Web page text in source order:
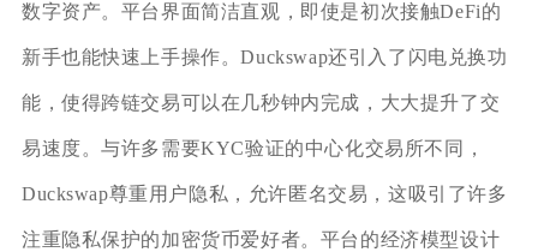
数字资产。平台界面简洁直观，即使是初次接触DeFi的
新手也能快速上手操作。Duckswap还引入了闪电兑换功
能，使得跨链交易可以在几秒钟内完成，大大提升了交
易速度。与许多需要KYC验证的中心化交易所不同，
Duckswap尊重用户隐私，允许匿名交易，这吸引了许多
注重隐私保护的加密货币爱好者。平台的经济模型设计